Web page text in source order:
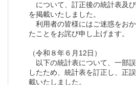
について、訂正後の統計表及
を掲載いたしました。
利用者の皆様にはご迷惑をお
たことをお詫び申し上げます。
（令和８年６月12日）
以下の統計表について、一部
したため、統計表を訂正し、正
載いたしました。